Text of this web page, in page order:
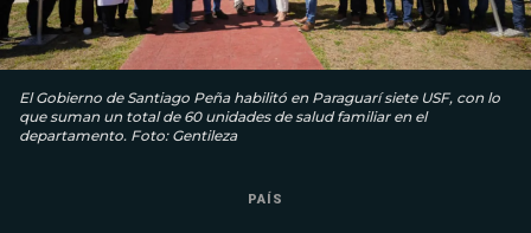
El Gobierno de Santiago Peña habilitó en Paraguarí siete USF, con lo
que suman un total de 60 unidades de salud familiar en el
departamento. Foto: Gentileza
PAÍS